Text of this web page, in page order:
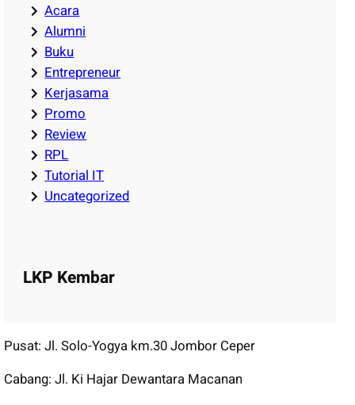
Acara
Alumni
Buku
Entrepreneur
Kerjasama
Promo
Review
RPL
Tutorial IT
Uncategorized
LKP Kembar
Pusat: Jl. Solo-Yogya km.30 Jombor Ceper
Cabang: Jl. Ki Hajar Dewantara Macanan